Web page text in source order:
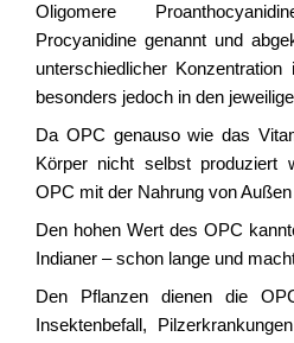
Oligomere
Procyanidine genannt und
unterschiedlicher
besonders jedoch in den
Da OPC genauso wie das
Körper nicht selbst produziert
OPC mit der Nahrung von
Den hohen Wert des OPC
Indianer – schon lange und
Den Pflanzen dienen die
Insektenbefall,